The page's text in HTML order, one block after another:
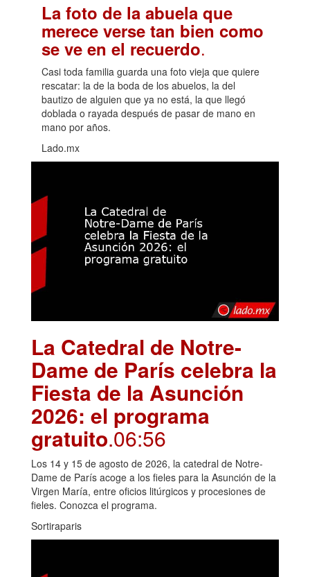
La foto de la abuela que
merece verse tan bien como
se ve en el recuerdo.
Casi toda familia guarda una foto vieja que quiere
rescatar: la de la boda de los abuelos, la del
bautizo de alguien que ya no está, la que llegó
doblada o rayada después de pasar de mano en
mano por años.
Lado.mx
La Catedral de Notre-
Dame de París celebra la
Fiesta de la Asunción
2026: el programa
gratuito.06:56
Los 14 y 15 de agosto de 2026, la catedral de Notre-
Dame de París acoge a los fieles para la Asunción de la
Virgen María, entre oficios litúrgicos y procesiones de
fieles. Conozca el programa.
Sortiraparis